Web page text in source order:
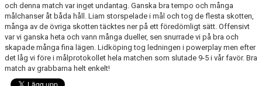
och denna match var inget undantag. Ganska bra tempo och många
målchanser åt båda håll. Liam storspelade i mål och tog de flesta skotten,
många av de övriga skotten täcktes ner på ett föredömligt sätt. Offensivt
var vi ganska heta och vann många dueller, sen snurrade vi på bra och
skapade många fina lägen. Lidköping tog ledningen i powerplay men efter
det låg vi före i målprotokollet hela matchen som slutade 9-5 i vår favör. Bra
match av grabbarna helt enkelt!